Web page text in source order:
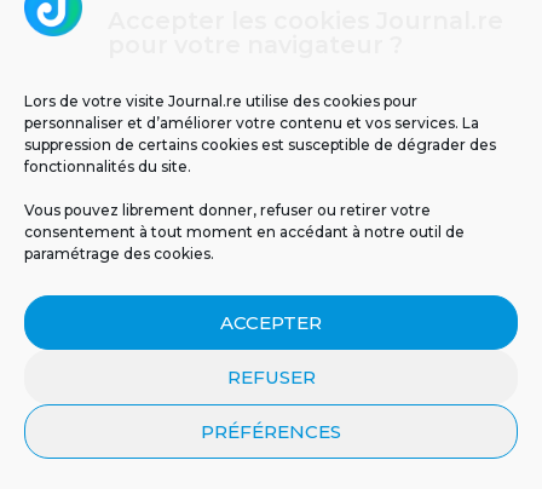
Lors de votre visite Journal.re utilise des cookies pour
personnaliser et d’améliorer votre contenu et vos services. La
suppression de certains cookies est susceptible de dégrader des
fonctionnalités du site.
Vous pouvez librement donner, refuser ou retirer votre
consentement à tout moment en accédant à notre outil de
paramétrage des cookies.
ACCEPTER
REFUSER
PRÉFÉRENCES
Températures glaciales au volcan : -2°C
4
Un tunnel pour relier La Réunion à Maurice ?